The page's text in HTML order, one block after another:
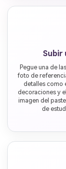
Subir
Pegue una de
foto de
detalles como
decoraciones y
imagen del
de